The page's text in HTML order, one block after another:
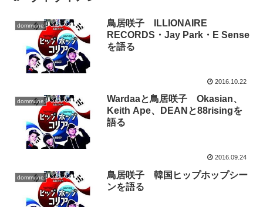
dommune
鳥居咲子 ILLIONAIRE
RECORDS・Jay Park・E Sense
を語る
2016.10.22
dommune
Wardaaと鳥居咲子 Okasian、
Keith Ape、DEANと88risingを
語る
2016.09.24
dommune
鳥居咲子 韓国ヒップホップシー
ンを語る